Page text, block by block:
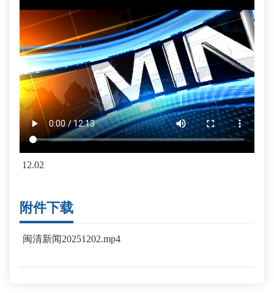
12.02
附件下载
闽清新闻20251202.mp4